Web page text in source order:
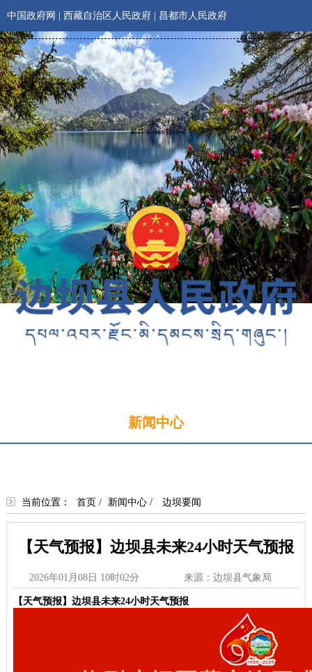
中国政府网 西藏自治区人民政府 昌都市人民政府
新闻中心
当前位置： 首页 / 新闻中心/ 边坝要闻
【天气预报】边坝县未来24小时天气预报
2026年01月08日 10时02分 来源：边坝县气象局
【天气预报】边坝县未来24小时天气预报